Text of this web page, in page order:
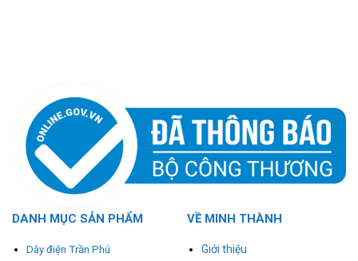
DANH MỤC SẢN PHẨM
Dây điện Trần Phú
VỀ MINH THÀNH
Giới thiệu